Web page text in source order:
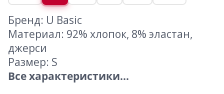
Бренд: U Basic
Материал: 92% хлопок, 8% эластан,
джерси
Размер: S
Все характеристики...